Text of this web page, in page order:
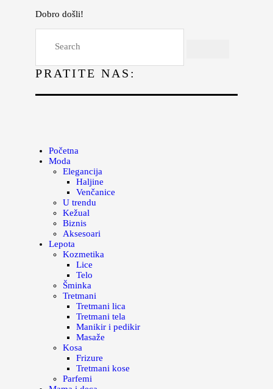
Dobro došli!
PRATITE NAS:
Početna
Moda
Elegancija
Haljine
Venčanice
U trendu
Kežual
Biznis
Aksesoari
Lepota
Kozmetika
Lice
Telo
Šminka
Tretmani
Tretmani lica
Tretmani tela
Manikir i pedikir
Masaže
Kosa
Frizure
Tretmani kose
Parfemi
Lepota
Kuhinja
Magazin